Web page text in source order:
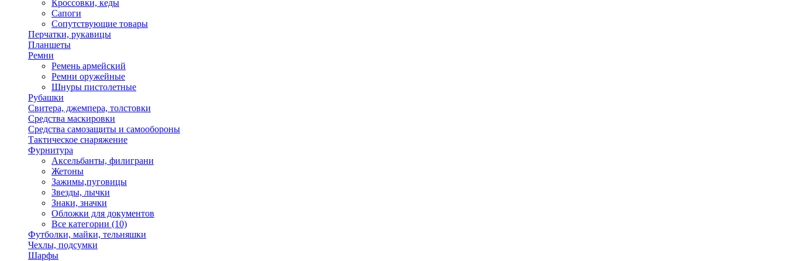
Кроссовки, кеды
Сапоги
Сопутствующие товары
Перчатки, рукавицы
Планшеты
Ремни
Ремень армейский
Ремни оружейные
Шнуры пистолетные
Рубашки
Свитера, джемпера, толстовки
Средства маскировки
Средства самозащиты и самообороны
Тактическое снаряжение
Фурнитура
Аксельбанты, филиграни
Жетоны
Зажимы,пуговицы
Звезды, лычки
Знаки, значки
Обложки для документов
Все категории (10)
Футболки, майки, тельняшки
Чехлы, подсумки
Шарфы